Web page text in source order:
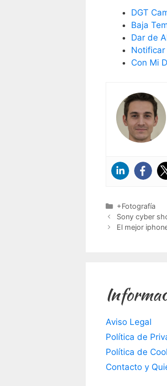
DGT
Baja
Dar de
Notificar
Con Mi
Categorías
+Fotografía
Sony cyber
El mejor
Aviso Legal
Política de
Política de
Contacto y